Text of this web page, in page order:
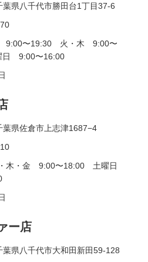
葉県八千代市勝田台1丁目37-6
9:00〜19:30 火・木 9:00〜
9:00〜16:00
葉県佐倉市上志津1687−4
・木・金 9:00〜18:00 土曜日
ー店
葉県八千代市大和田新田59-128